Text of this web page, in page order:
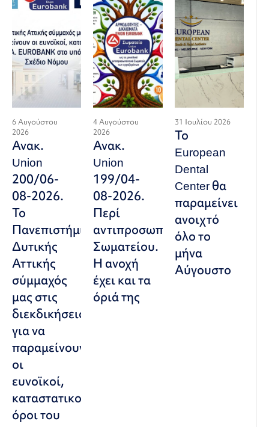
6 Αυγούστου
2026
Ανακ.
Union
200/06-
08-2026.
Το
Πανεπιστήμιο
Δυτικής
Αττικής
σύμμαχός
μας στις
διεκδικήσεις,
για να
παραμείνουν
οι
ευνοϊκοί,
καταστατικοί
όροι του
4 Αυγούστου
2026
Ανακ.
Union
199/04-
08-2026.
Περί
αντιπροσωπευτικού
Σωματείου.
Η ανοχή
έχει και τα
όριά της
31 Ιουλίου 2026
Το
European
Dental
Center θα
παραμείνει
ανοιχτό
όλο το
μήνα
Αύγουστο